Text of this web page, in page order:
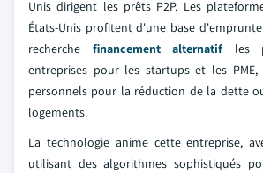
Unis dirigent les prêts P2P. Les
États-Unis profitent d'une base
recherche financement alternatif les
entreprises pour les startups et les
personnels pour la réduction de la dette
logements.
La technologie anime cette entreprise,
utilisant des algorithmes sophistiqués